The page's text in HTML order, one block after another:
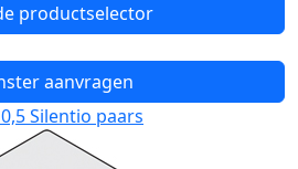
productselector
aanvragen
Silentio paars